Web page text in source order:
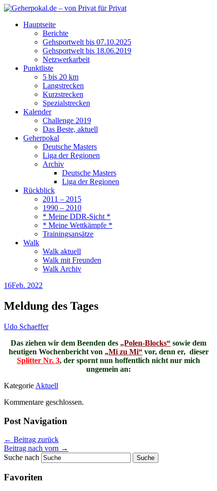
Hauptseite
Berichte
Gehsportwelt bis 07.10.2025
Gehsportwelt bis 18.06.2019
Netzwerkarbeit
Punktliste
5 bis 20 km
Langstrecken
Kurzstrecken
Spezialstrecken
Kalender
Challenge 2019
Das Beste, aktuell
Geherpokal
Deutsche Masters
Liga der Regionen
Archiv
Deutsche Masters
Liga der Regionen
Rückblick
2011 – 2015
1990 – 2010
* Meine DDR-Sicht *
* Meine Wettkämpfe *
Trainingsansätze
Walk
Walk aktuell
Walk mit Freunden
Walk Archiv
16Feb. 2022
Meldung des Tages
Udo Schaeffer
Das ziehen wir dem Beenden des „Polen-Blocks“ sowie dem
heutigen Wochenbericht von „Mi zu Mi“vor, denn er, dieser
Splitter Nr. 3, der spornt nun hoffentlich nicht nur mich
ungemein an:
Kategorie Aktuell
Kommentare geschlossen.
Post Navigation
← Beitrag zurück
Beitrag nach vorn →
Suche nach
Favoriten